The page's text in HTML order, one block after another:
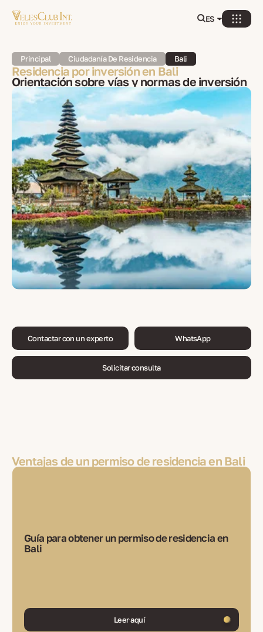
ES
Principal Ciudadanía De Residencia Bali
Residencia por inversión en Bali
Orientación sobre vías y normas de inversión
Contactar con un experto WhatsApp
Solicitar consulta
Ventajas de un permiso de residencia en Bali
Guía para obtener un permiso de residencia en
Bali
Leer aquí